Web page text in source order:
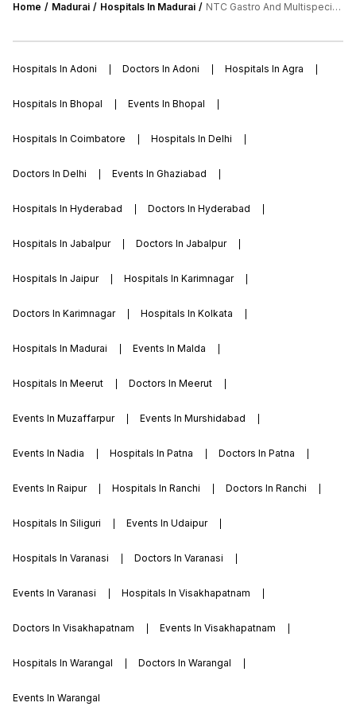
Home Madurai Hospitals In Madurai NTC Gastro And Multispeciality Hospitals
Hospitals In Adoni Doctors In Adoni Hospitals In Agra
Hospitals In Bhopal Events In Bhopal
Hospitals In Coimbatore Hospitals In Delhi
Doctors In Delhi Events In Ghaziabad
Hospitals In Hyderabad Doctors In Hyderabad
Hospitals In Jabalpur Doctors In Jabalpur
Hospitals In Jaipur Hospitals In Karimnagar
Doctors In Karimnagar Hospitals In Kolkata
Hospitals In Madurai Events In Malda
Hospitals In Meerut Doctors In Meerut
Events In Muzaffarpur Events In Murshidabad
Events In Nadia Hospitals In Patna Doctors In Patna
Events In Raipur Hospitals In Ranchi Doctors In Ranchi
Hospitals In Siliguri Events In Udaipur
Hospitals In Varanasi Doctors In Varanasi
Events In Varanasi Hospitals In Visakhapatnam
Doctors In Visakhapatnam Events In Visakhapatnam
Hospitals In Warangal Doctors In Warangal
Events In Warangal